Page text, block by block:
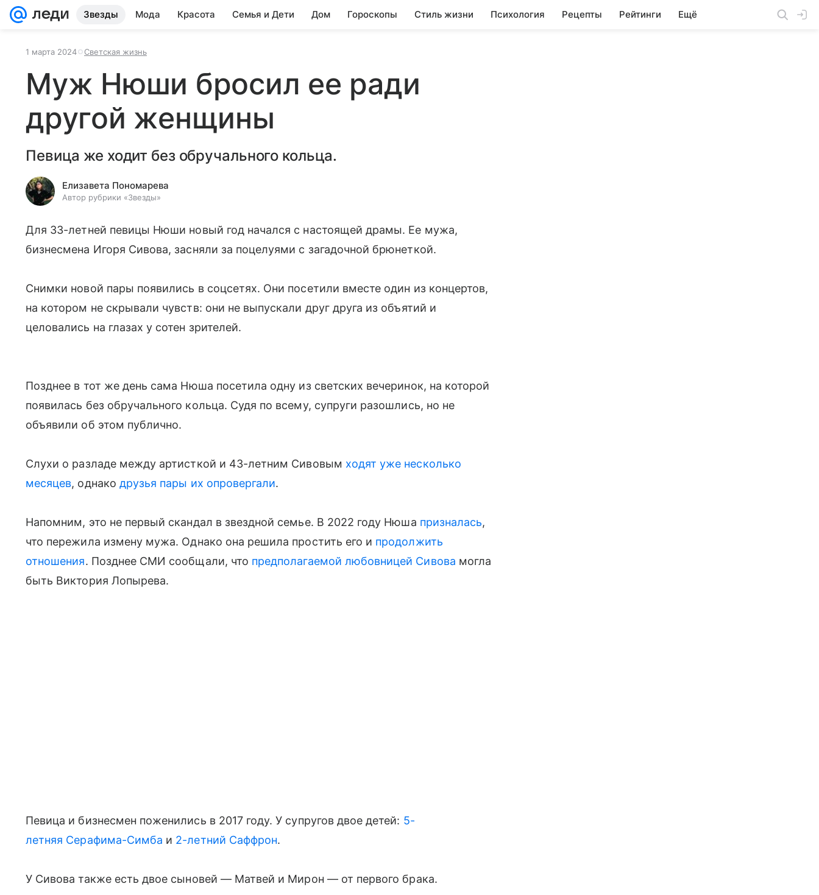
Звезды Мода Красота Семья и Дети Дом Гороскопы Стиль жизни Психология Рецепты Рейтинги Ещё
1 марта 2024 Светская жизнь
Муж Нюши бросил ее ради
другой женщины
Певица же ходит без обручального кольца.
Елизавета Пономарева
Автор рубрики «Звезды»
Для 33-летней певицы Нюши новый год начался с настоящей драмы. Ее мужа,
бизнесмена Игоря Сивова, засняли за поцелуями с загадочной брюнеткой.
Снимки новой пары появились в соцсетях. Они посетили вместе один из концертов,
на котором не скрывали чувств: они не выпускали друг друга из объятий и
целовались на глазах у сотен зрителей.
Позднее в тот же день сама Нюша посетила одну из светских вечеринок, на которой
появилась без обручального кольца. Судя по всему, супруги разошлись, но не
объявили об этом публично.
Слухи о разладе между артисткой и 43-летним Сивовым ходят уже несколько
месяцев, однако друзья пары их опровергали.
Напомним, это не первый скандал в звездной семье. В 2022 году Нюша призналась,
что пережила измену мужа. Однако она решила простить его и продолжить
отношения. Позднее СМИ сообщали, что предполагаемой любовницей Сивова могла
быть Виктория Лопырева.
Певица и бизнесмен поженились в 2017 году. У супругов двое детей: 5-
летняя Серафима-Симба и 2-летний Саффрон.
У Сивова также есть двое сыновей — Матвей и Мирон — от первого брака.